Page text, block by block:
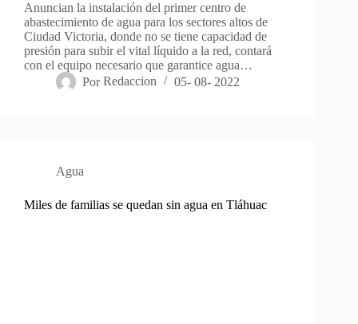
Anuncian la instalación del primer centro de
abastecimiento de agua para los sectores altos de
Ciudad Victoria, donde no se tiene capacidad de
presión para subir el vital líquido a la red, contará
con el equipo necesario que garantice agua…
Por Redaccion 05- 08- 2022
Agua
Miles de familias se quedan sin agua en Tláhuac